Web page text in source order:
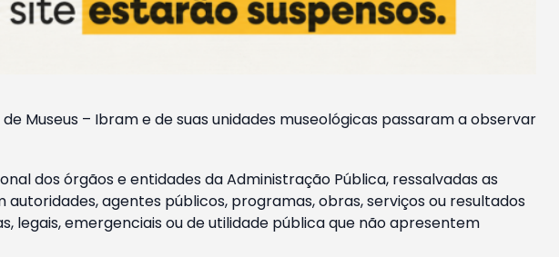
Museus – Ibram e de suas unidades museológicas passaram a observar
dos órgãos e entidades da Administração Pública, ressalvadas as
agentes públicos, programas, obras, serviços ou resultados
emergenciais ou de utilidade pública que não apresentem